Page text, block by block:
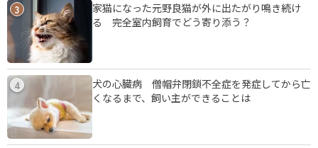
3
家猫になった元野良猫が外に出たがり鳴き続け
る 完全室内飼育でどう寄り添う？
4
犬の心臓病 僧帽弁閉鎖不全症を発症してから亡
くなるまで、飼い主ができることは